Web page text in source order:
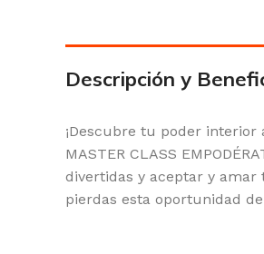
Descripción y
¡Descubre tu poder
MASTER CLASS
divertidas y aceptar y amar
pierdas esta oportunidad